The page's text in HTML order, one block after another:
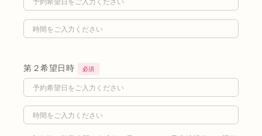
第２希望日時 必須